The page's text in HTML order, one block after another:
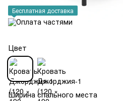
Бесплатная доставка
Цвет
Ширина спального места